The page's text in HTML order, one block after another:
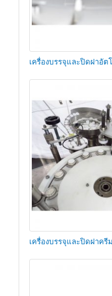
เครื่องบรรจุและปิดฝาอัต
เครื่องบรรจุและปิดฝาค